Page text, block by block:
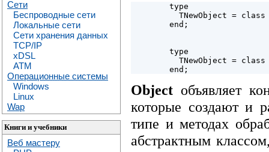
Сети
Беспроводные сети
Локальные сети
Сети хранения данных
TCP/IP
xDSL
ATM
Операционные системы
Windows
Linux
Wap
Книги и учебники
Веб мастеру
        type
          TNewObject = class
        end;
        type
TNewObject = class
        end;
Object объявляет
которые создают и
типе и методах
абстрактным